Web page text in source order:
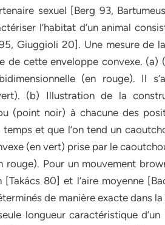
sexuel [Berg 93,
l’habitat d’un animal
Giuggioli 20]. Une mesure de
de cette enveloppe convexe. (a)
(en rouge). Il
(b) Illustration de la
(point noir) à chacune des
et que l’on tend un
(en vert) prise par le
Pour un mouvement
80] et l’aire moyenne
de manière exacte dans
longueur caractéristique